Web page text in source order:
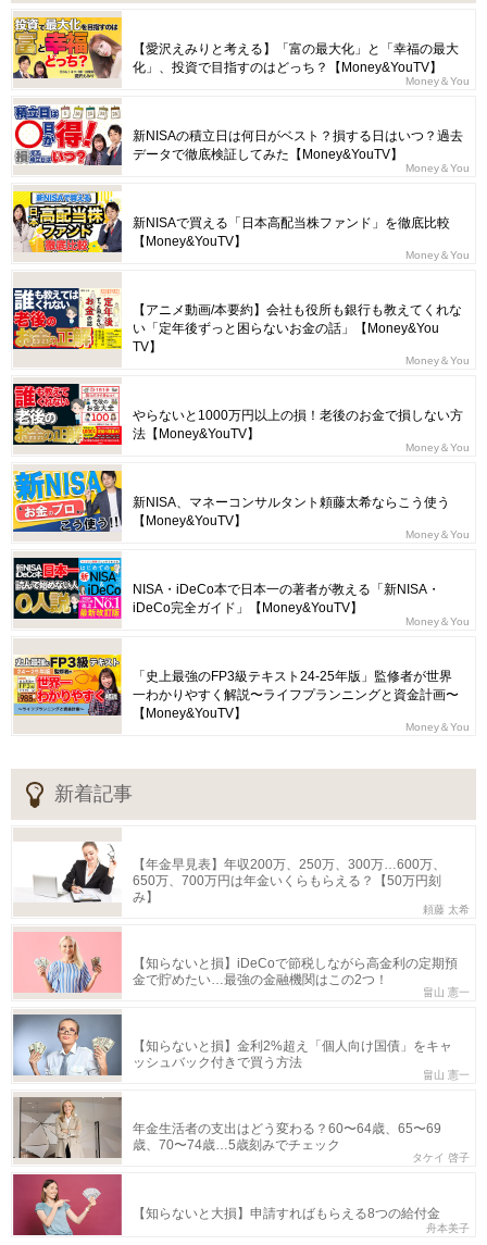
【愛沢えみりと考える】「富の最大化」と「幸福の最大
化」、投資で目指すのはどっち？【Money&YouTV】
Money＆You
新NISAの積立日は何日がベスト？損する日はいつ？過去
データで徹底検証してみた【Money&YouTV】
Money＆You
新NISAで買える「日本高配当株ファンド」を徹底比較
【Money&YouTV】
Money＆You
【アニメ動画/本要約】会社も役所も銀行も教えてくれな
い「定年後ずっと困らないお金の話」【Money&You
TV】
Money＆You
やらないと1000万円以上の損！老後のお金で損しない方
法【Money&YouTV】
Money＆You
新NISA、マネーコンサルタント頼藤太希ならこう使う
【Money&YouTV】
Money＆You
NISA・iDeCo本で日本一の著者が教える「新NISA・
iDeCo完全ガイド」【Money&YouTV】
Money＆You
「史上最強のFP3級テキスト24-25年版」監修者が世界
一わかりやすく解説〜ライフプランニングと資金計画〜
【Money&YouTV】
Money＆You
新着記事
【年金早見表】年収200万、250万、300万…600万、
650万、700万円は年金いくらもらえる？【50万円刻
み】
頼藤 太希
【知らないと損】iDeCoで節税しながら高金利の定期預
金で貯めたい…最強の金融機関はこの2つ！
畠山 憲一
【知らないと損】金利2%超え「個人向け国債」をキャ
ッシュバック付きで買う方法
畠山 憲一
年金生活者の支出はどう変わる？60〜64歳、65〜69
歳、70〜74歳…5歳刻みでチェック
タケイ 啓子
【知らないと大損】申請すればもらえる8つの給付金
舟本美子